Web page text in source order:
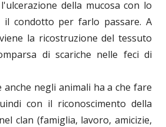
della mucosa con lo
il condotto per farlo passare. A
la ricostruzione del tessuto
di scariche nelle feci di
negli animali ha a che fare
con il riconoscimento della
clan (famiglia, lavoro, amicizie,